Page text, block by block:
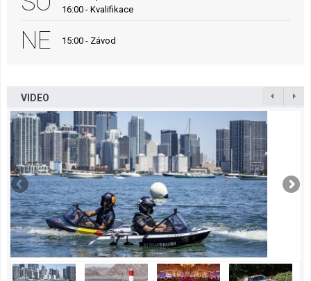
16:00 - Kvalifikace
NE 15:00 - Závod
VIDEO